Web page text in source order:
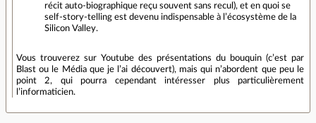
récit auto-biographique reçu souvent sans recul), et en quoi se
self-story-telling est devenu indispensable à l’écosystème de la
Silicon Valley.
Vous trouverez sur Youtube des présentations du bouquin (c’est par
Blast ou le Média que je l’ai découvert), mais qui n’abordent que peu le
point 2, qui pourra cependant intéresser plus particulièrement
l’informaticien.